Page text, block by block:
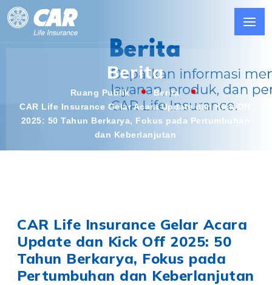
Berita
Ruang Publik
Berita
CAR Life Insurance Gelar Acara Update dan Kick Off
2025: 50 Tahun Berkarya, Fokus pada Pertumbuhan
dan Keberlanjutan
CAR Life Insurance Gelar Acara
Update dan Kick Off 2025: 50
Tahun Berkarya, Fokus pada
Pertumbuhan dan Keberlanjutan